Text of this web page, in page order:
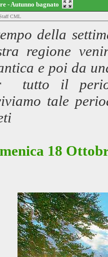
- Autunno bagnato
CML
della
regione
e poi da
tutto il
tale
18